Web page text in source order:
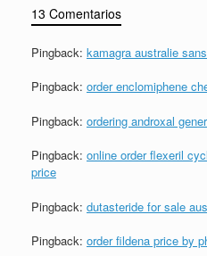
13 Comentarios
Pingback: kamagra australie
Pingback: order enclomiphene
Pingback: ordering androxal
Pingback: online order flexeril
price
Pingback: dutasteride for sale
Pingback: order fildena price by